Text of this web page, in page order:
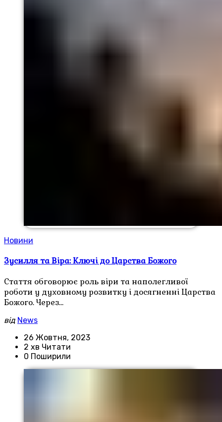
Новини
Зусилля та Віра: Ключі до Царства Божого
Стаття обговорює роль віри та наполегливої
роботи у духовному розвитку і досягненні Царства
Божого. Через…
від News
26 Жовтня, 2023
2 хв Читати
0 Поширили